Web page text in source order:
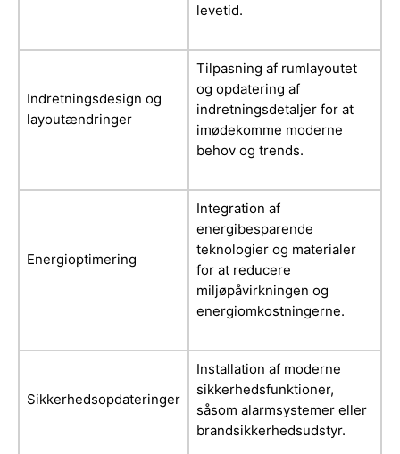
levetid.
Indretningsdesign og
layoutændringer
Tilpasning af rumlayoutet
og opdatering af
indretningsdetaljer for at
imødekomme moderne
behov og trends.
Energioptimering
Integration af
energibesparende
teknologier og materialer
for at reducere
miljøpåvirkningen og
energiomkostningerne.
Sikkerhedsopdateringer
Installation af moderne
sikkerhedsfunktioner,
såsom alarmsystemer eller
brandsikkerhedsudstyr.